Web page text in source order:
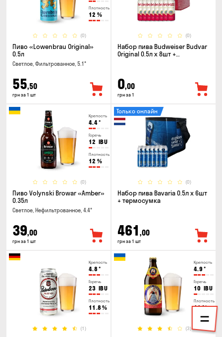
Плотность
12 %
(0)
Пиво «Lowenbrau Original»
0.5л
Светлое, Фильтрованное, 5.1°
55,50
грн за 1 шт
(0)
Набор пива Budweiser Budvar
Original 0.5л x 8шт +
0,00
грн за 1
Крепость
4.4°
Горечь
12 IBU
Плотность
12 %
(0)
Пиво Volynski Browar «Amber»
0.35л
Светлое, Нефильтрованное, 4.4°
39,00
грн за 1 шт
(0)
Только онлайн
Набор пива Bavaria 0.5л х 6шт
+ термосумка
461 ,00
грн за 1 шт
Крепость
4.8 °
Горечь
23 IBU
Плотность
11.8 %
(1)
Крепость
4.9 °
Горечь
10 IBU
Плотность
11%
(3)